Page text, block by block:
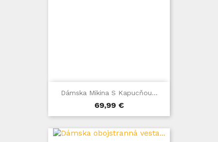
Dámska Mikina S Kapucňou...
Cena
69,99 €